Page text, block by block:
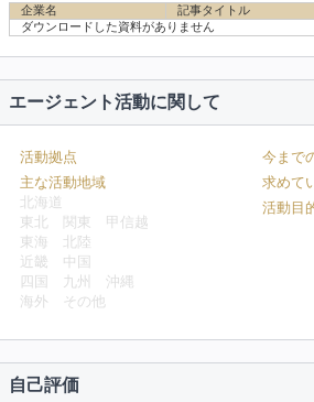
企業名
記事タイトル
ダウンロードした資料がありません
エージェント活動に関して
活動拠点
主な活動地域
北海道
東北
関東
甲信越
東海
北陸
近畿
中国
四国
九州
沖縄
海外
その他
今まで
求めて
活動目
自己評価